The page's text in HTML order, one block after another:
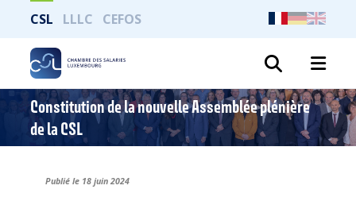
CSL LLLC CEFOS
Constitution de la nouvelle Assemblée plénière
de la CSL
Publié le 18 juin 2024